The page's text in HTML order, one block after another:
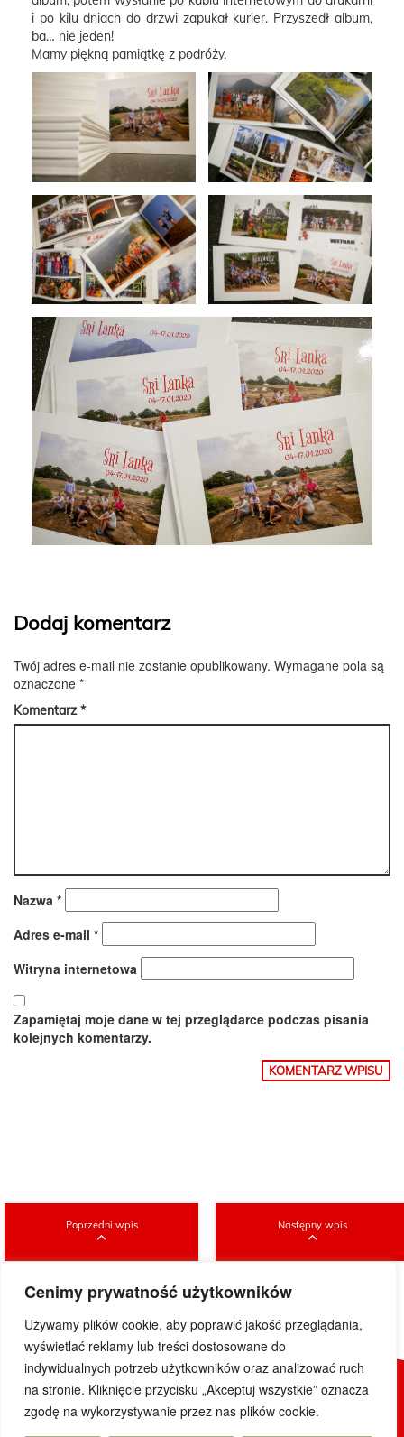
Cenimy prywatność użytkowników
Używamy plików cookie, aby poprawić jakość przeglądania,
wyświetlać reklamy lub treści dostosowane do
indywidualnych potrzeb użytkowników oraz analizować ruch
na stronie. Kliknięcie przycisku „Akceptuj wszystkie” oznacza
zgodę na wykorzystywanie przez nas plików cookie.
i po kilu dniach do drzwi zapukał kurier. Przyszedł album,
ba… nie jeden!
Mamy piękną pamiątkę z podróży.
Dodaj komentarz
Twój adres e-mail nie zostanie opublikowany. Wymagane pola są
oznaczone *
Komentarz*
Nazwa *
Adres e-mail *
Witryna internetowa
Zapamiętaj moje dane w tej przeglądarce podczas pisania
kolejnych komentarzy.
Poprzedni wpis Następny wpis
© 2019 DoWietnamu.pl. Wszelkie prawa zastrzeżone.
Projekt i realizacja